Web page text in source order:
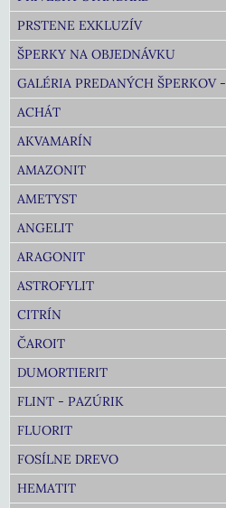
PRSTENE EXKLUZÍV
ŠPERKY NA OBJEDNÁVKU
GALÉRIA PREDANÝCH ŠPERKOV
ACHÁT
AKVAMARÍN
AMAZONIT
AMETYST
ANGELIT
ARAGONIT
ASTROFYLIT
CITRÍN
ČAROIT
DUMORTIERIT
FLINT - PAZÚRIK
FLUORIT
FOSÍLNE DREVO
HEMATIT